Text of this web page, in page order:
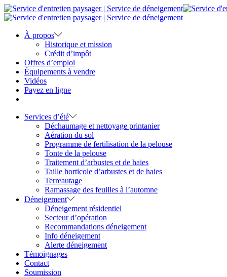
À propos
Historique et mission
Crédit d’impôt
Offres d’emploi
Équipements à vendre
Vidéos
Payez en ligne
Services d’été
Déchaumage et nettoyage printanier
Aération du sol
Programme de fertilisation de la pelouse
Tonte de la pelouse
Traitement d’arbustes et de haies
Taille horticole d’arbustes et de haies
Terreautage
Ramassage des feuilles à l’automne
Déneigement
Déneigement résidentiel
Secteur d’opération
Recommandations déneigement
Info déneigement
Alerte déneigement
Témoignages
Contact
Soumission